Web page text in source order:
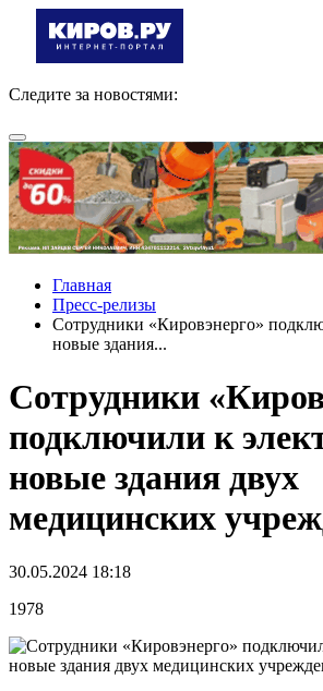
Следите за новостями:
Главная
Пресс-релизы
Сотрудники «Кировэнерго»
новые здания...
Сотрудники
подключили к
новые здания двух
медицинских
30.05.2024 18:18
1978